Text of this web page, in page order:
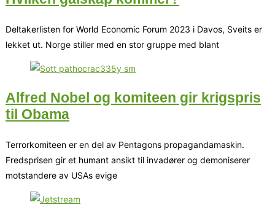
Deltakerlisten for World Economic Forum 2023 i Davos, Sveits er
lekket ut. Norge stiller med en stor gruppe med blant
Alfred Nobel og komiteen gir krigspris
til Obama
Terrorkomiteen er en del av Pentagons propagandamaskin.
Fredsprisen gir et humant ansikt til invadører og demoniserer
motstandere av USAs evige